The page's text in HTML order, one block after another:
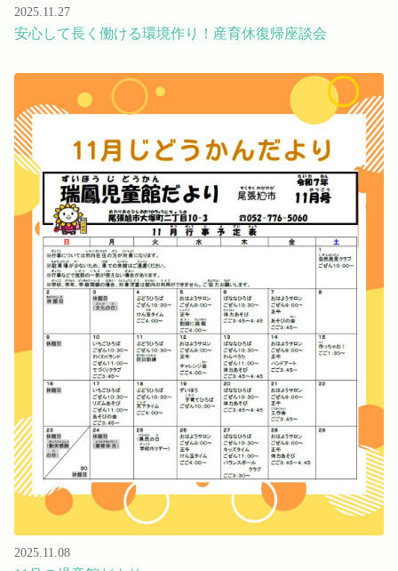
2025.11.27
安心して長く働ける環境作り！産育休復帰座談会
2025.11.08